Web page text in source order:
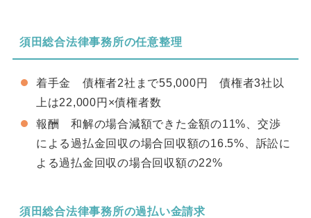
須田総合法律事務所の任意整理
着手金 債権者2社まで55,000円 債権者3社以
上は22,000円×債権者数
報酬 和解の場合減額できた金額の11%、交渉
による過払金回収の場合回収額の16.5%、訴訟に
よる過払金回収の場合回収額の22%
須田総合法律事務所の過払い金請求